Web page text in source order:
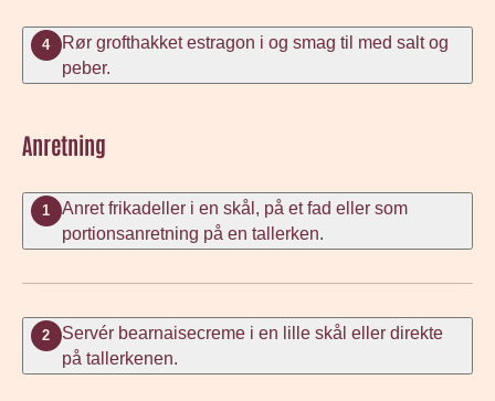
4
Rør grofthakket estragon i og smag til med salt og
peber.
Anretning
1
Anret frikadeller i en skål, på et fad eller som
portionsanretning på en tallerken.
2
Servér bearnaisecreme i en lille skål eller direkte
på tallerkenen.